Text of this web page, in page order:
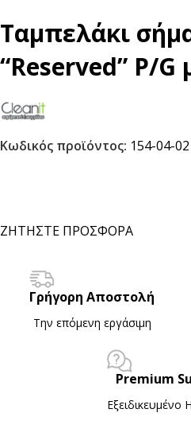
Ταμπελάκι
“Reserved” P/G
Κωδικός προϊόντος: 154-04-
ΖΗΤΗΣΤΕ ΠΡΟΣΦΟΡΑ
Γρήγορη Αποστολή
Την επόμενη εργάσιμη
Premium
Εξειδικευμένο